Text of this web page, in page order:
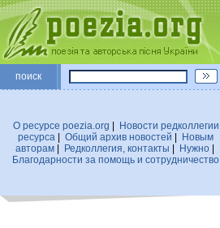
поиск
О ресурсе poezia.org
Новости редколлегии
ресурса
Общий архив новостей
Новым
авторам| Редколлегия, контакты Нужно|
Благодарности за помощь и сотрудничество